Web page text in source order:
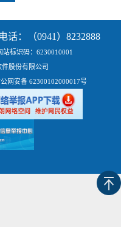
：（0941）8232888
站标识码：6230010001
股份有限公司
网安备 62300102000017号